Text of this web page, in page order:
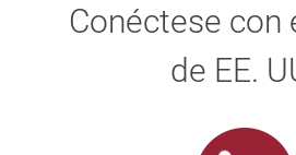
Conéctese con
de EE.